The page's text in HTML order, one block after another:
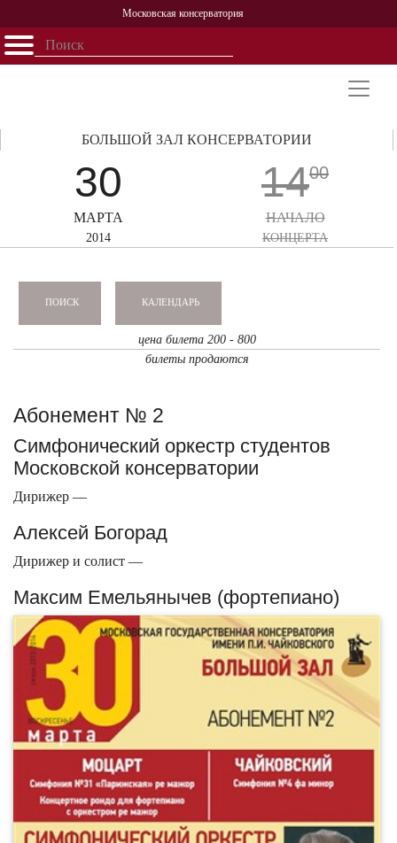
Московская консерватория
Открыть - закрыть
Персоналии
История
30
МАРТА
2014
БОЛЬШОЙ ЗАЛ КОНСЕРВАТОРИИ
1400
НАЧАЛО
КОНЦЕРТА
ПОИСК КАЛЕНДАРЬ
цена билета 200 - 800
билеты продаются
Абонемент № 2
Симфонический оркестр студентов
Московской консерватории
Дирижер —
Алексей Богорад
Дирижер и солист —
Максим Емельянычев (фортепиано)